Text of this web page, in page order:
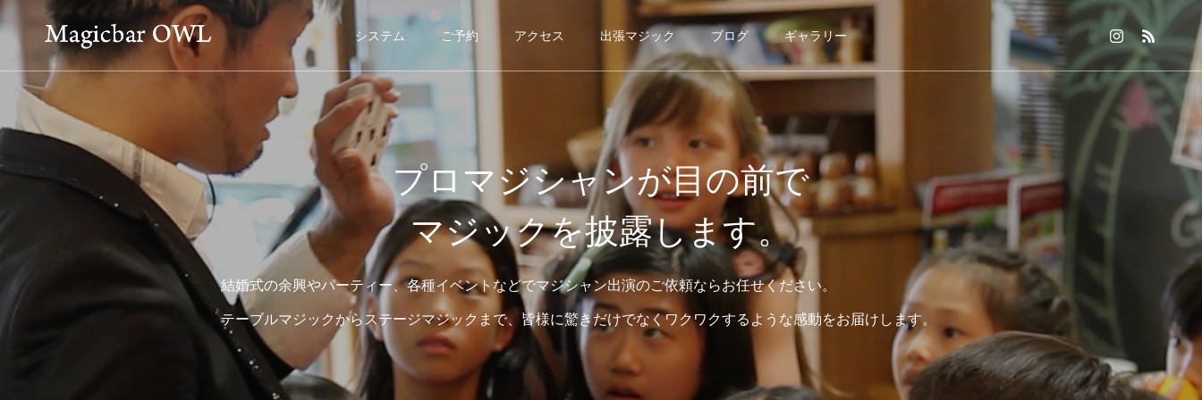
システム ご予約 アクセス 出張マジック ブログ ギャラリー
プロマジシャンが目の前で
マジックを披露します。
結婚式の余興やパーティー、各種イベントなどでマジシャン出演のご依頼ならお任せください。
テーブルマジックからステージマジックまで、皆様に驚きだけでなくワクワクするような感動をお届けします。